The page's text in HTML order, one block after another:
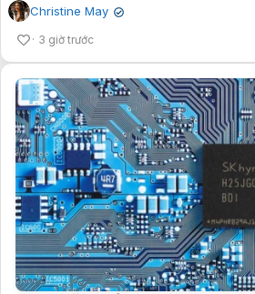
Christine May ✔
3 giờ trước